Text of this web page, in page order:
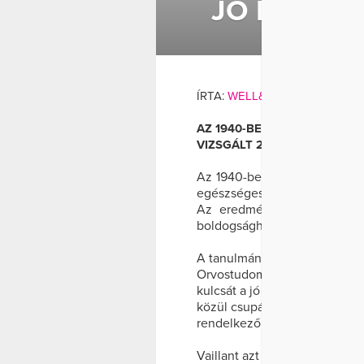
JÓ
ÍRTA: WELL&FIT
AZ 1940-BEN INDÍTOTT
VIZSGÁLT 200 FIATAL,
Az 1940-ben indított Grant
egészséges, fehér
Az eredményekből az
boldogsághoz, mint a
A tanulmány jelenlegi
Orvostudományi Karának
kulcsát a jó kapcsolatok
közül csupán négy van még
rendelkezőknek” több mint
Vaillant azt is hozzátette,